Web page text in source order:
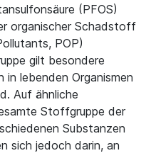
(⁠PFOS⁠)
organischer Schadstoff
POP)
gilt besondere
in lebenden Organismen
Auf ähnliche
Stoffgruppe der
Substanzen
sich jedoch darin, an